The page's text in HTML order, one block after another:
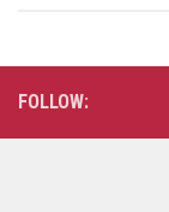
FOLLOW: